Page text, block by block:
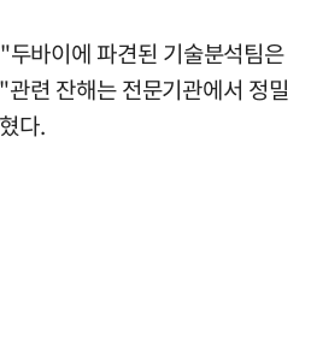
바이에 파견된 기술분석팀은
련 잔해는 전문기관에서 정밀
다.